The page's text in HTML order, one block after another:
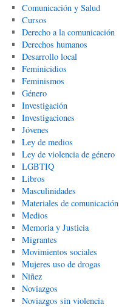
Comunicación y Salud
Cursos
Derecho a la comunicación
Derechos humanos
Desarrollo local
Feminicidios
Feminismos
Género
Investigación
Investigaciones
Jóvenes
Ley de medios
Ley de violencia de género
LGBTIQ
Libros
Masculinidades
Materiales de comunicación
Medios
Memoria y Justicia
Migrantes
Movimientos sociales
Mujeres uso de drogas
Niñez
Noviazgos
Noviazgos sin violencia